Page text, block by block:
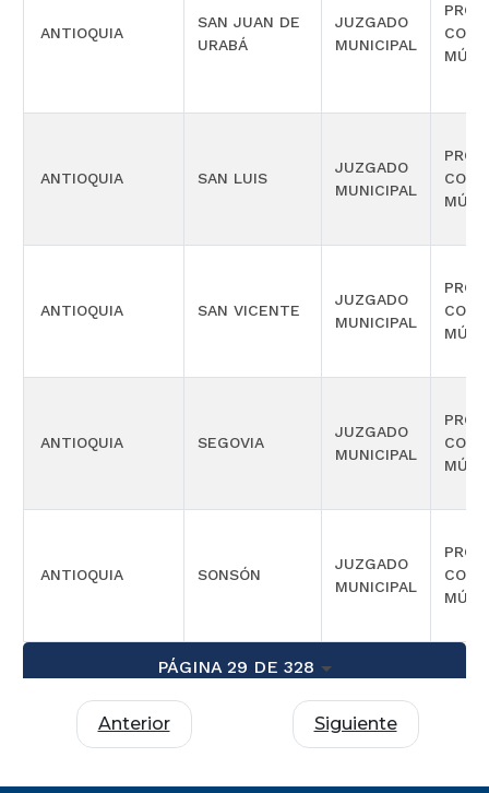
ANTIOQUIA
SAN JUAN DE
URABÁ
JUZGADO
MUNICIPAL
ANTIOQUIA SAN LUIS
JUZGADO
MUNICIPAL
ANTIOQUIA SAN VICENTE
JUZGADO
MUNICIPAL
ANTIOQUIA SEGOVIA
JUZGADO
MUNICIPAL
ANTIOQUIA SONSÓN
JUZGADO
MUNICIPAL
PÁGINA 29 DE 328
Anterior Siguiente